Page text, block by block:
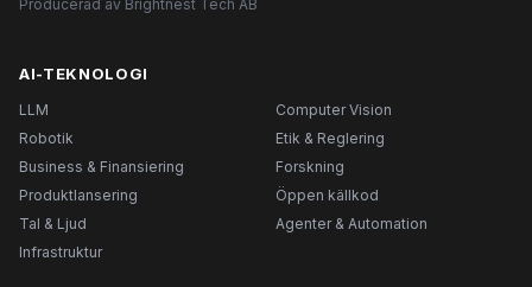
Producerad av Brightnest Tech AB
AI-TEKNOLOGI
LLM
Computer Vision
Robotik
Etik & Reglering
Business & Finansiering
Forskning
Produktlansering
Öppen källkod
Tal & Ljud
Agenter & Automation
Infrastruktur